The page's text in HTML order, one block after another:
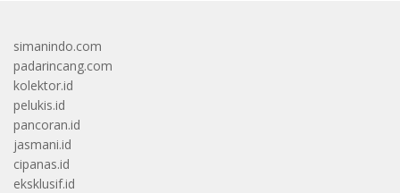
simanindo.com
padarincang.com
kolektor.id
pelukis.id
pancoran.id
jasmani.id
cipanas.id
eksklusif.id